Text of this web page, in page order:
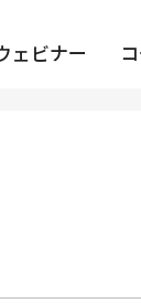
ェビナー